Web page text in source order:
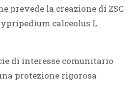
prevede la creazione di ZSC
calceolus L.
di interesse comunitario
protezione rigorosa